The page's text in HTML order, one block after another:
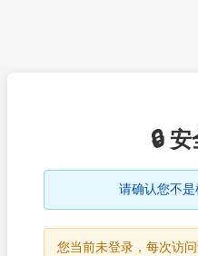
🔒
请确认您不
您当前未登录，每次访